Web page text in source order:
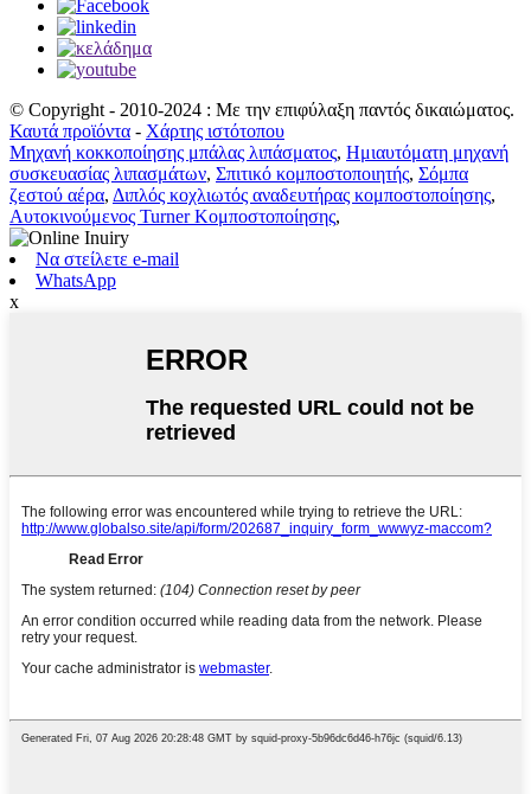
© Copyright - 2010-2024 : Με την επιφύλαξη παντός δικαιώματος.
Καυτά προϊόντα - Χάρτης ιστότοπου
Μηχανή κοκκοποίησης μπάλας λιπάσματος, Ημιαυτόματη μηχανή
συσκευασίας λιπασμάτων, Σπιτικό κομποστοποιητής, Σόμπα
ζεστού αέρα, Διπλός κοχλιωτός αναδευτήρας κομποστοποίησης,
Αυτοκινούμενος Turner Κομποστοποίησης,
Να στείλετε e-mail
WhatsApp
x